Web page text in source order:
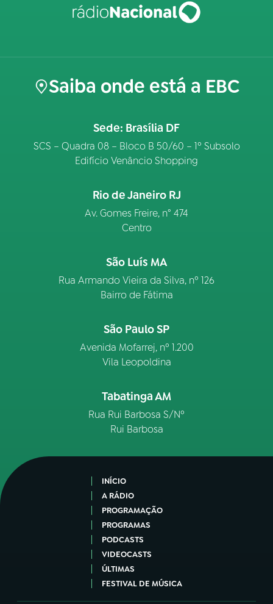
Saiba onde está a EBC
Sede: Brasília DF
SCS – Quadra 08 – Bloco B 50/60 – 1º Subsolo
Edifício Venâncio Shopping
Rio de Janeiro RJ
Av. Gomes Freire, n° 474
Centro
São Luís MA
Rua Armando Vieira da Silva, nº 126
Bairro de Fátima
São Paulo SP
Avenida Mofarrej, nº 1.200
Vila Leopoldina
Tabatinga AM
Rua Rui Barbosa S/Nº
Rui Barbosa
INÍCIO
A RÁDIO
PROGRAMAÇÃO
PROGRAMAS
PODCASTS
VIDEOCASTS
ÚLTIMAS
FESTIVAL DE MÚSICA